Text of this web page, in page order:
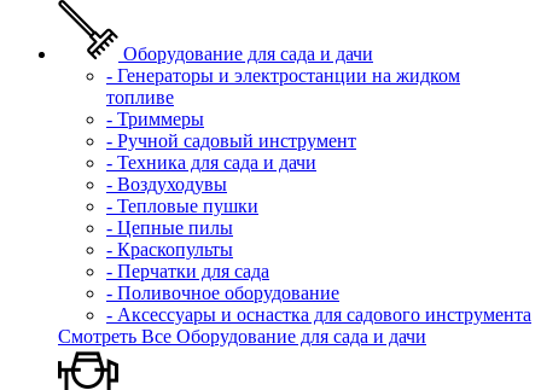
Оборудование для сада и дачи
- Генераторы и электростанции на жидком
топливе
- Триммеры
- Ручной садовый инструмент
- Техника для сада и дачи
- Воздуходувы
- Тепловые пушки
- Цепные пилы
- Краскопульты
- Перчатки для сада
- Поливочное оборудование
- Аксессуары и оснастка для садового инструмента
Смотреть Все Оборудование для сада и дачи